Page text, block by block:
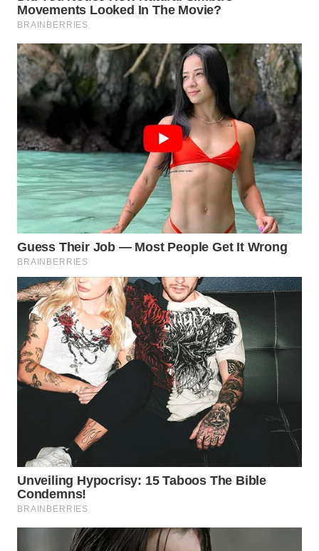
WN
BEKASI
WN
BOGOR
DEPOK
WN
TAPANULI
UTARA
SAMOSIR
WN
PADANG
LAWAS
SUMEDANG
WN
KEPULAUAN
SERIBU
WN
TANGERANG